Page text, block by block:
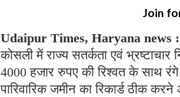
Join
Udaipur Times, Haryana news
कोसली में राज्य सतर्कता एवं भ्रष्टाचार
4000 हजार रुपए की रिश्वत के साथ रंगे
पारिवारिक जमीन का रिकार्ड ठीक